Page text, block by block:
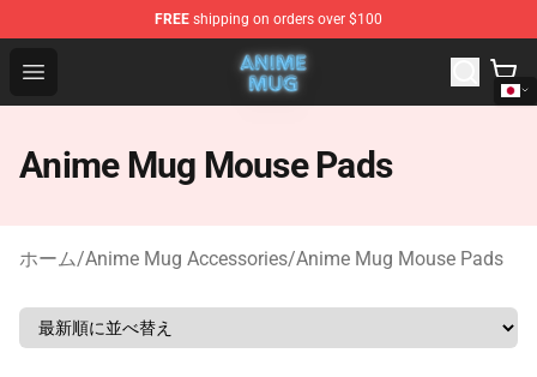
FREE shipping on orders over $100
Open menu
Anime Mug Shop - The Best Store of Anime Mug
Anime Mug Mouse Pads
ホーム/Anime Mug Accessories/Anime Mug Mouse Pads